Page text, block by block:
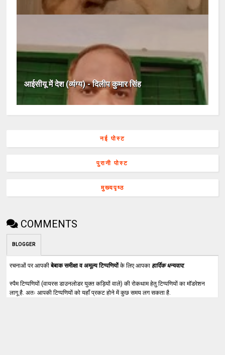
आईसीयू में देश (व्यंग्य) - दिलीप कुमार सिंह
नई पोस्ट
पुरानी पोस्ट
मुख्यपृष्ठ
COMMENTS
BLOGGER
रचनाओं पर आपकीबेबाक समीक्षा व अमूल्य टिप्पणियोंके लिए आपका हार्दिक धन्यवाद.
स्पैम टिप्पणियों (वायरस डाउनलोडर युक्त कड़ियों वाले) की रोकथाम हेतु टिप्पणियों का मॉडरेशन
लागू है. अतः आपकी टिप्पणियों को यहाँ प्रकट होने में कुछ समय लग सकता है.